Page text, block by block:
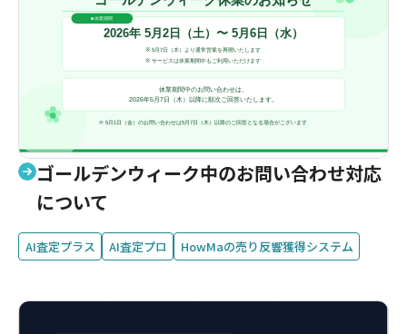
ゴールデンウィーク中のお問い合わせ対応
について
AI査定プラス AI査定プロ HowMaの売り反響獲得システム